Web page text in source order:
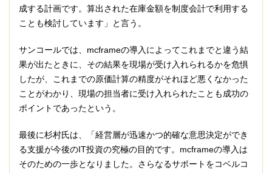
成する計画です。算出された在庫金額を制度会計で利用する
ことも検討しています」と言う。
サンコールでは、mcframeの導入によってこれまでと違う結
果が出たときに、その結果を現場が受け入れられるかを危惧
したが、これまでの原価計算の精度がそれほど悪くなかった
ことがわかり、現場の担当者に受け入れられたことも成功の
ポイントであったという。
最後に杉村氏は、「経営層が迅速かつ的確な意思決定ができ
る支援が今後のIT投資の究極の目的です。mcframeの導入は
そのための一歩となりました。さらなるサポートをコベルコ